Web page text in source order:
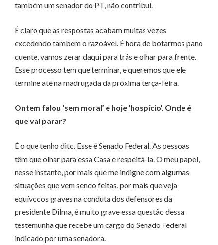
também um senador do PT, não contribui.
É claro que as respostas acabam muitas vezes
excedendo também o razoável. É hora de botarmos pano
quente, vamos zerar daqui para trás e olhar para frente.
Esse processo tem que terminar, e queremos que ele
termine até na madrugada da próxima terça-feira.
Ontem falou ‘sem moral’ e hoje ‘hospício’. Onde é
que vai parar?
É o que tenho dito. Esse é Senado Federal. As pessoas
têm que olhar para essa Casa e respeitá-la. O meu papel,
nesse instante, por mais que me indigne com algumas
situações que vem sendo feitas, por mais que veja
equívocos graves na conduta dos defensores da
presidente Dilma, é muito grave essa questão dessa
testemunha que recebe um cargo do Senado Federal
indicado por uma senadora.